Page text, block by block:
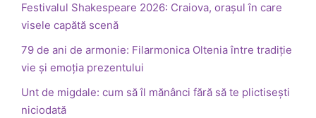
Festivalul Shakespeare 2026: Craiova, orașul în care
visele capătă scenă
79 de ani de armonie: Filarmonica Oltenia între tradiție
vie și emoția prezentului
Unt de migdale: cum să îl mănânci fără să te plictisești
niciodată